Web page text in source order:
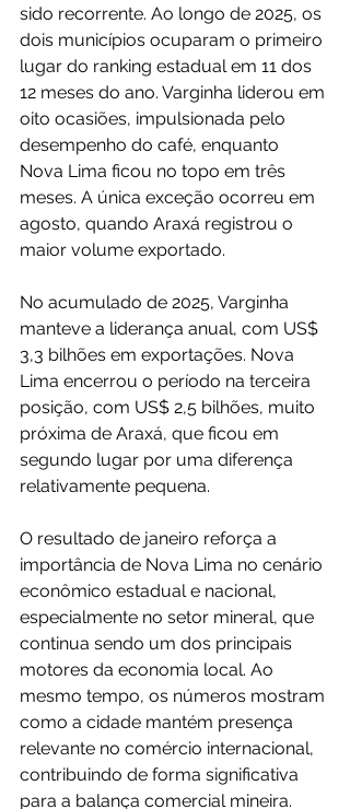
sido recorrente. Ao longo de 2025, os
dois municípios ocuparam o primeiro
lugar do ranking estadual em 11 dos
12 meses do ano. Varginha liderou em
oito ocasiões, impulsionada pelo
desempenho do café, enquanto
Nova Lima ficou no topo em três
meses. A única exceção ocorreu em
agosto, quando Araxá registrou o
maior volume exportado.
No acumulado de 2025, Varginha
manteve a liderança anual, com US$
3,3 bilhões em exportações. Nova
Lima encerrou o período na terceira
posição, com US$ 2,5 bilhões, muito
próxima de Araxá, que ficou em
segundo lugar por uma diferença
relativamente pequena.
O resultado de janeiro reforça a
importância de Nova Lima no cenário
econômico estadual e nacional,
especialmente no setor mineral, que
continua sendo um dos principais
motores da economia local. Ao
mesmo tempo, os números mostram
como a cidade mantém presença
relevante no comércio internacional,
contribuindo de forma significativa
para a balança comercial mineira.